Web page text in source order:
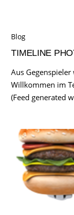
Blog
TIMELINE
Aus
Willkommen im
(Feed generated